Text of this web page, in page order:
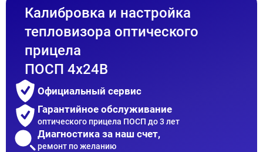
Калибровка и настройка
тепловизора оптического
прицела
ПОСП 4x24B
Официальный сервис
Гарантийное обслуживание
оптического прицела ПОСП до 3 лет
Диагностика за наш счет,
ремонт по желанию